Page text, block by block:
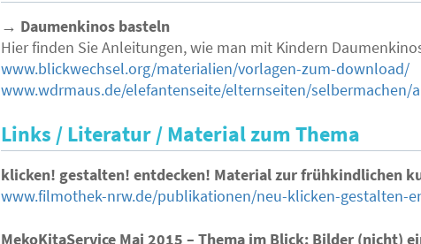
→ Daumenkinos basteln
Hier finden Sie Anleitungen, wie man mit Kindern
www.blickwechsel.org/materialien/vorlagen-zum-download/
www.wdrmaus.de/elefantenseite/elternseiten/selbermachen/
Links / Literatur / Material zum Thema
klicken! gestalten! entdecken! Material zur frühkindlichen
www.filmothek-nrw.de/publikationen/neu-klicken-gestalten-
MekoKitaService Mai 2015 – Thema im Blick: Bilder (nicht)